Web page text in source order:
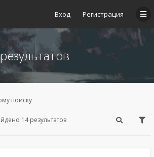
Вход Регистрация
поиску
14 результатов